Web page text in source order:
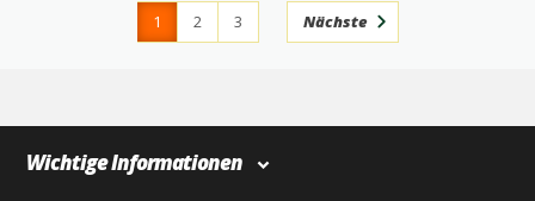
1 2
3
Nächste
Wichtige Informationen